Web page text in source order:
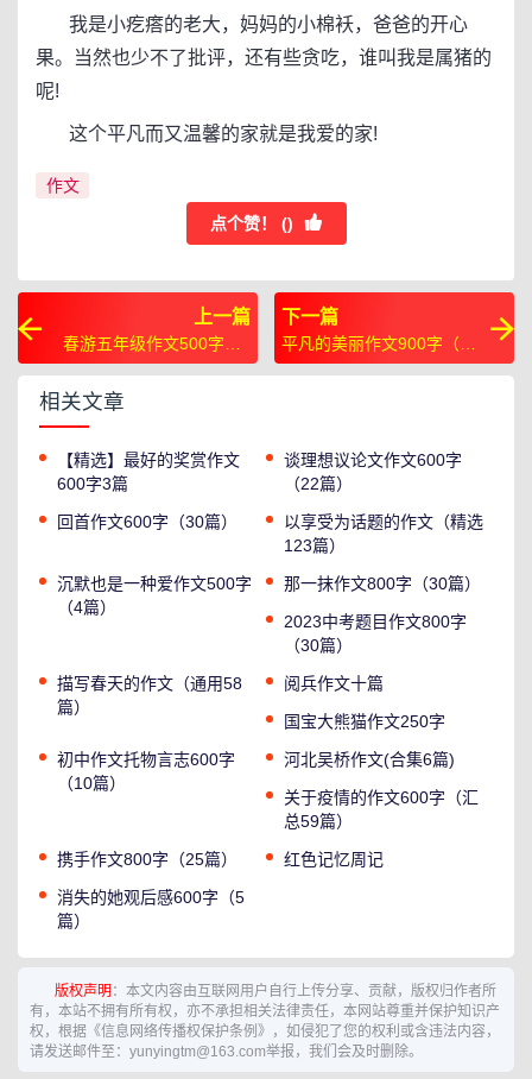
我是小疙瘩的老大，妈妈的小棉袄，爸爸的开心
果。当然也少不了批评，还有些贪吃，谁叫我是属猪的
呢!
这个平凡而又温馨的家就是我爱的家!
作文
点个赞！ ()
上一篇
春游五年级作文500字（6
篇）
下一篇
平凡的美丽作文900字（9
篇）
相关文章
【精选】最好的奖赏作文
600字3篇
谈理想议论文作文600字
（22篇）
回首作文600字（30篇）
以享受为话题的作文（精选
123篇）
沉默也是一种爱作文500字
（4篇）
那一抹作文800字（30篇）
2023中考题目作文800字
（30篇）
描写春天的作文（通用58
篇）
阅兵作文十篇
国宝大熊猫作文250字
初中作文托物言志600字
（10篇）
河北吴桥作文(合集6篇)
关于疫情的作文600字（汇
总59篇）
携手作文800字（25篇）
红色记忆周记
消失的她观后感600字（5
篇）
版权声明 ：本文内容由互联网用户自行上传分享、贡献，版权归作者所
有，本站不拥有所有权，亦不承担相关法律责任，本网站尊重并保护知识产
权，根据《信息网络传播权保护条例》，如侵犯了您的权利或含违法内容，
请发送邮件至：yunyingtm@163.com举报，我们会及时删除。